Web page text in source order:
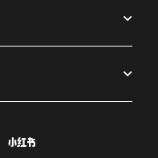
猪
窗口
打开新窗口